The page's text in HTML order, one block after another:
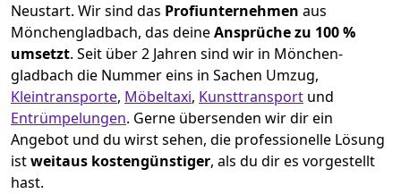
Neustart. Wir sind das Profiunternehmen aus
Mönchen­gladbach, das deineAnsprüche zu 100 %
umsetzt. Seit über 2 Jahren sind wir in Mönchen­
gladbach die Nummer eins in Sachen Umzug,
Kleintransporte, Möbeltaxi, Kunsttransport und
Entrümpelungen. Gerne übersenden wir dir ein
Angebot und du wirst sehen, die professionelle Lösung
istweitaus kostengünstiger, als du dir es vorgestellt
hast.